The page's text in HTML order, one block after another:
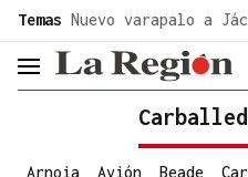
Temas Nuevo varapalo a
header.menu.open
Arnoia Avión Beade